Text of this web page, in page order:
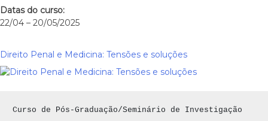
Datas do curso:
22/04 – 20/05/2025
Direito Penal e Medicina: Tensões e soluções
Curso de Pós-Graduação/Seminário de Investigação